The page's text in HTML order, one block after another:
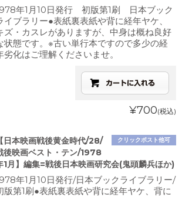
年1月10日発行 初版第1刷 日本ブック
イブラリー●表紙裏表紙や背に経年ヤケ、
ズ・カスレがありますが、中身は概ね良好
状態です。※古い単行本ですので多少の経
劣化はご理解くださいませ。
¥700(税込)
クリックポスト他可
【日本映画戦後黄金時代/28/
後映画ベスト・テン/1978
1月】編集=戦後日本映画研究会(鬼頭麟兵ほか)
年1月10日発行/日本ブックライブラリー/
版第1刷●表紙裏表紙や背に経年ヤケ、背に